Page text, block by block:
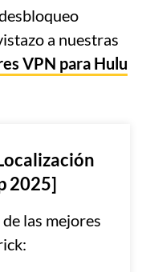
a nuestras
VPN para Hulu
2025]
las mejores